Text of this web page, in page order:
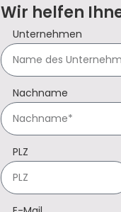
Wir helfen
Unternehmen
Nachname
PLZ